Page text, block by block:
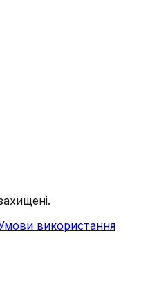
використання